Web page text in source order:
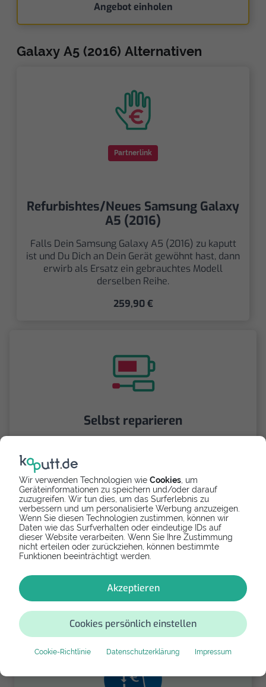
Wir verwenden Technologien wie Cookies , um
Geräteinformationen zu speichern und/oder darauf
zuzugreifen. Wir tun dies, um das Surferlebnis zu
verbessern und um personalisierte Werbung anzuzeigen.
Wenn Sie diesen Technologien zustimmen, können wir
Daten wie das Surfverhalten oder eindeutige IDs auf
dieser Website verarbeiten. Wenn Sie Ihre Zustimmung
nicht erteilen oder zurückziehen, können bestimmte
Funktionen beeinträchtigt werden.
Akzeptieren
Cookies persönlich einstellen
Cookie-Richtlinie Datenschutzerklärung Impressum
Angebot einholen
Galaxy A5 (2016) Alternativen
Partnerlink
Refurbishtes/Neues Samsung Galaxy
A5 (2016)
Falls Dein Samsung Galaxy A5 (2016) zu kaputt
ist und Du Dich an Dein Gerät gewöhnt hast, dann
erwirb als Ersatz ein gebrauchtes Modell
derselben Reihe.
259,90 €
Selbst reparieren
mit Videoanleitung selbst. Ersatzteile ab
Spenden
Spende Dein Gerät über
für einen guten Zweck.